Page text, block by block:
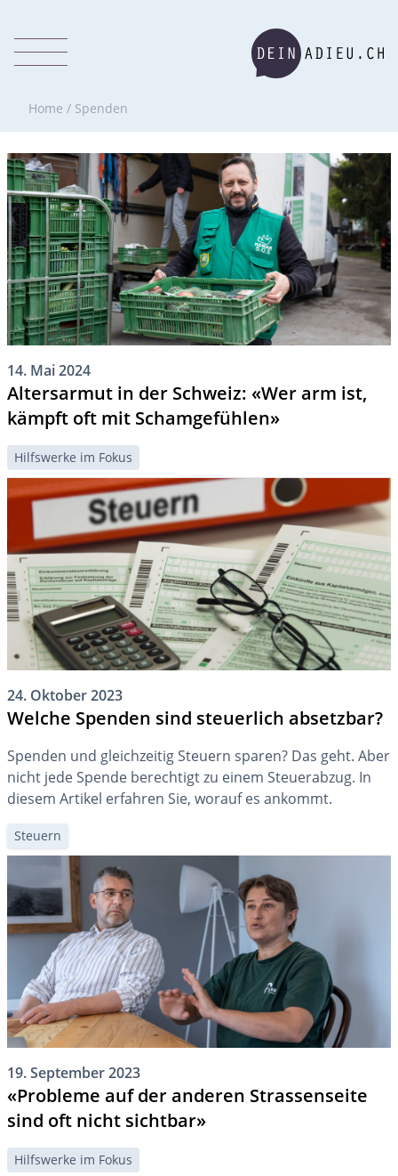
Home / Spenden
14. Mai 2024
Altersarmut in der Schweiz: «Wer arm ist,
kämpft oft mit Schamgefühlen»
Hilfswerke im Fokus
24. Oktober 2023
Welche Spenden sind steuerlich absetzbar?
Spenden und gleichzeitig Steuern sparen? Das geht. Aber
nicht jede Spende berechtigt zu einem Steuerabzug. In
diesem Artikel erfahren Sie, worauf es ankommt.
Steuern
19. September 2023
«Probleme auf der anderen Strassenseite
sind oft nicht sichtbar»
Hilfswerke im Fokus